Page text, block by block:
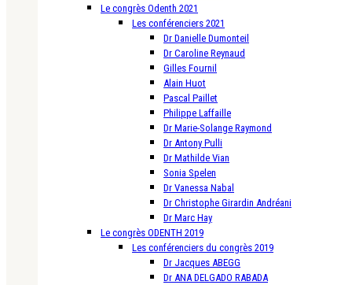
Le congrès Odenth 2021
Les conférenciers 2021
Dr Danielle Dumonteil
Dr Caroline Reynaud
Gilles Fournil
Alain Huot
Pascal Paillet
Philippe Laffaille
Dr Marie-Solange Raymond
Dr Antony Pulli
Dr Mathilde Vian
Sonia Spelen
Dr Vanessa Nabal
Dr Christophe Girardin Andréani
Dr Marc Hay
Le congrès ODENTH 2019
Les conférenciers du congrès 2019
Dr Jacques ABEGG
Dr ANA DELGADO RABADA